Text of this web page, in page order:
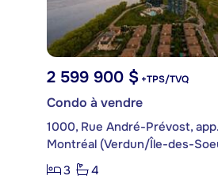
2 599 900 $ +TPS/TVQ
Condo à vendre
1000, Rue André-Prévost,
Montréal (Verdun/Île-des-
3
4